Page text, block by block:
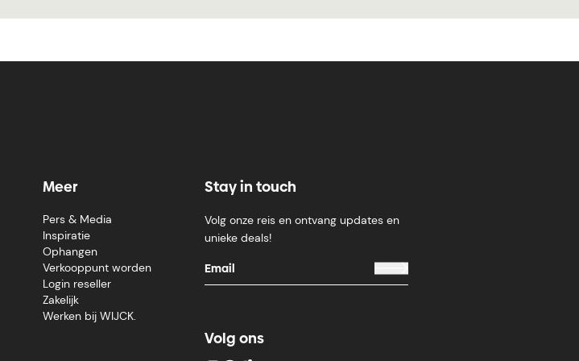
Meer
Pers & Media
Inspiratie
Ophangen
Verkooppunt worden
Login reseller
Zakelijk
Werken bij WIJCK.
Stay in touch
Volg onze reis en ontvang updates en
unieke deals!
Volg ons